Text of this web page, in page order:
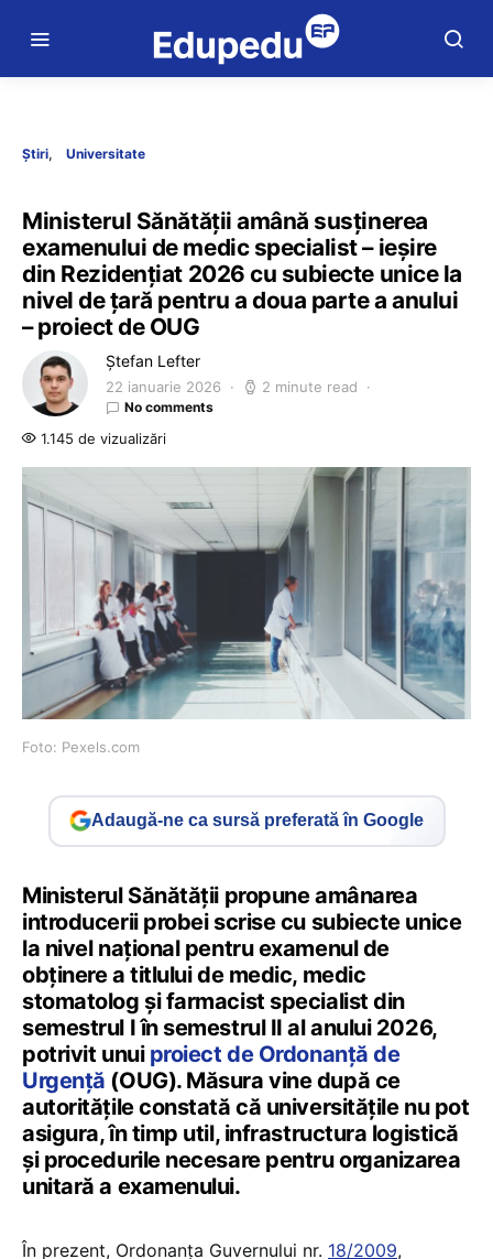
Știri Universitate
Ministerul Sănătății amână susținerea
examenului de medic specialist – ieșire
din Rezidențiat 2026 cu subiecte unice la
nivel de țară pentru a doua parte a anului
– proiect de OUG
Ștefan Lefter
22 ianuarie 2026 2 minute read
No comments
1.145 de vizualizări
Foto: Pexels.com
Adaugă-ne ca sursă preferată în Google
Ministerul Sănătății propune amânarea
introducerii probei scrise cu subiecte unice
la nivel național pentru examenul de
obținere a titlului de medic, medic
stomatolog și farmacist specialist din
semestrul I în semestrul II al anului 2026,
potrivit unui proiect de Ordonanță de
Urgență (OUG). Măsura vine după ce
autoritățile constată că universitățile nu pot
asigura, în timp util, infrastructura logistică
și procedurile necesare pentru organizarea
unitară a examenului.
În prezent, Ordonanța Guvernului nr. 18/2009,